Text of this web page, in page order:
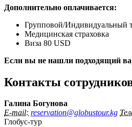
Дополнительно оплачивается:
Групповой/Индивидуальный
Медицинская страховка
Виза 80 USD
Если вы не нашли подходящий
Контакты
Галина Богунова
E-mail: reservation@globustour.kg
Глобус-тур